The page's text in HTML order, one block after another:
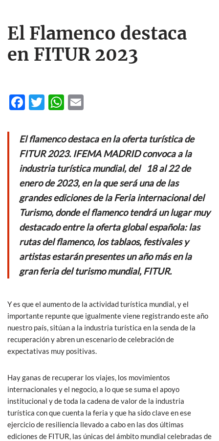
El Flamenco destaca
en FITUR 2023
F
e
b
o
o
k
T
itt
er
W
at
s
A
p
p
ail
El flamenco destaca en la oferta turística de
FITUR 2023. IFEMA MADRID convoca a la
industria turística mundial, del 18 al 22 de
enero de 2023, en la que será una de las
grandes ediciones de la Feria internacional del
Turismo, donde el flamenco tendrá un lugar muy
destacado entre la oferta global española: las
rutas del flamenco, los tablaos, festivales y
artistas estarán presentes un año más en la
gran feria del turismo mundial, FITUR.
Y es que el aumento de la actividad turística mundial, y el
importante repunte que igualmente viene registrando este año
nuestro país, sitúan a la industria turística en la senda de la
recuperación y abren un escenario de celebración de
expectativas muy positivas.
Hay ganas de recuperar los viajes, los movimientos
internacionales y el negocio, a lo que se suma el apoyo
institucional y de toda la cadena de valor de la industria
turística con que cuenta la feria y que ha sido clave en ese
ejercicio de resiliencia llevado a cabo en las dos últimas
ediciones de FITUR, las únicas del ámbito mundial celebradas de